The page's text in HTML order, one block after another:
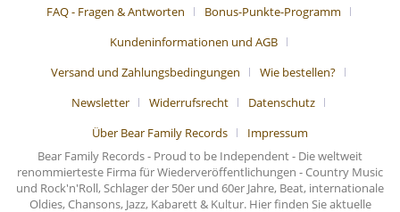
FAQ - Fragen & Antworten
Bonus-Punkte-Programm
Kundeninformationen und AGB
Versand und Zahlungsbedingungen
Wie bestellen?
Newsletter
Widerrufsrecht
Datenschutz
Über Bear Family Records
Impressum
Bear Family Records - Proud to be Independent - Die weltweit
renommierteste Firma für Wiederveröffentlichungen - Country Music
und Rock'n'Roll, Schlager der 50er und 60er Jahre, Beat, internationale
Oldies, Chansons, Jazz, Kabarett & Kultur. Hier finden Sie aktuelle